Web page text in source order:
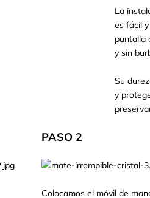
La
es fácil
pantalla
y sin
Su
y
PASO 2
Colocamos el móvil de